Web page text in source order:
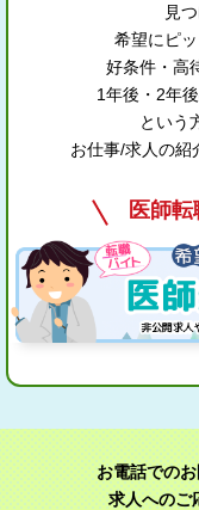
見
希望にピ
好条件・高
1年後・2年
という
お仕事/求人の紹
医師
お電話での
求人へのご